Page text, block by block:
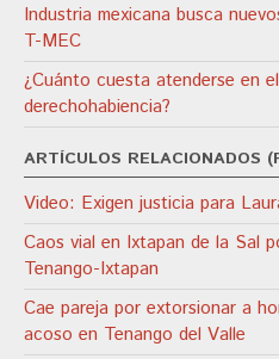
Industria mexicana busca
T-MEC
¿Cuánto cuesta atenderse en
derechohabiencia?
ARTÍCULOS RELACIONADOS
Video: Exigen justicia para
Caos vial en Ixtapan de la Sal
Tenango-Ixtapan
Cae pareja por extorsionar a
acoso en Tenango del Valle